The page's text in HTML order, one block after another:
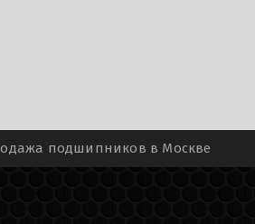
подшипников в Москве